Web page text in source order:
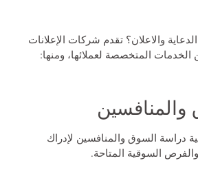
والاعلان؟ تقدم شركات الإعلانات
المتخصصة لعملائها، ومنها:
دراسة السوق والمنافسين لإدراك
السوقية المتاحة.